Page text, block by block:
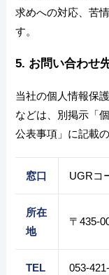
求めへの対応、苦
す。
5. お問い合わせ
当社の個人情報保
などは、別掲示「
公表事項」に記載
窓口 UGRコ
所在
地
〒435-
TEL 053-